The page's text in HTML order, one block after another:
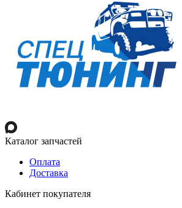
Каталог запчастей
Оплата
Доставка
Кабинет покупателя